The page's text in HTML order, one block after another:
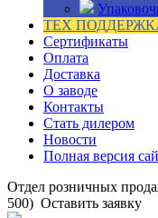
ТЕХ
Сертификаты
Оплата
Доставка
О заводе
Контакты
Стать дилером
Новости
Полная версия
Отдел розничных
500) Оставить заявку